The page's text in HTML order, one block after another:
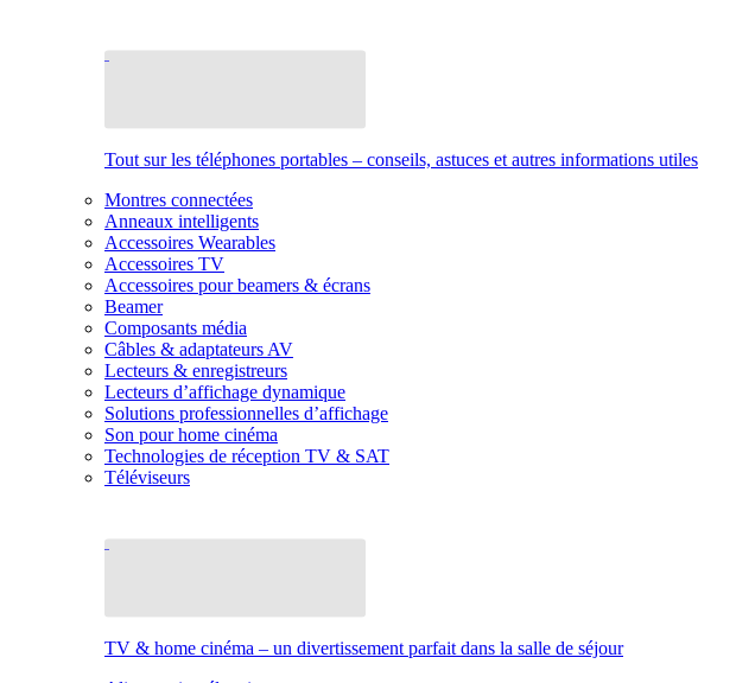
Tout sur les téléphones portables – conseils, astuces et autres informations utiles
Montres connectées
Anneaux intelligents
Accessoires Wearables
Accessoires TV
Accessoires pour beamers & écrans
Beamer
Composants média
Câbles & adaptateurs AV
Lecteurs & enregistreurs
Lecteurs d’affichage dynamique
Solutions professionnelles d’affichage
Son pour home cinéma
Technologies de réception TV & SAT
Téléviseurs
TV & home cinéma – un divertissement parfait dans la salle de séjour